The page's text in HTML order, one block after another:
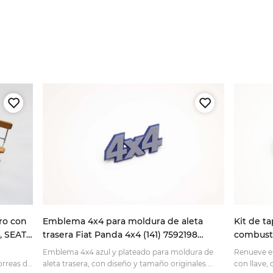
con
de
Emblema 4x4 para moldura de aleta
trasera Fiat Panda 4x4 (141) 7592198
7724973 azul/plata
Emblema 4x4 azul y plateado para moldura de
aleta trasera, con diseño y tamaño originales.
Kit de
4x2 y
Renueve
con llave,